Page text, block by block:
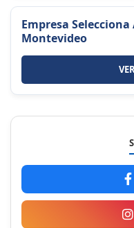
Empresa
Montevideo